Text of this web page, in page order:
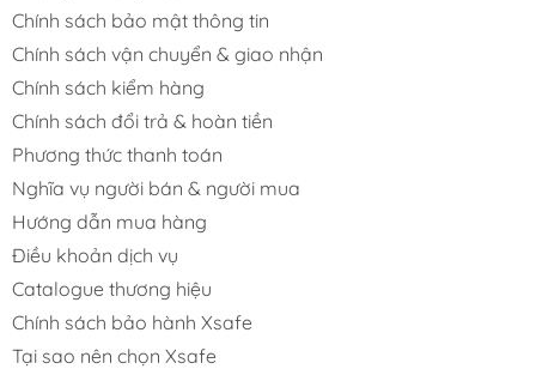
Chính sách bảo mật thông tin
Chính sách vận chuyển & giao nhận
Chính sách kiểm hàng
Chính sách đổi trả & hoàn tiền
Phương thức thanh toán
Nghĩa vụ người bán & người mua
Hướng dẫn mua hàng
Điều khoản dịch vụ
Catalogue thương hiệu
Chính sách bảo hành Xsafe
Tại sao nên chọn Xsafe